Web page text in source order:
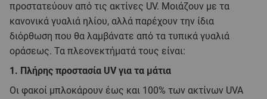
προστατεύουν από τις ακτίνες UV. Μοιάζουν με τα
κανονικά γυαλιά ηλίου, αλλά παρέχουν την ίδια
διόρθωση που θα λαμβάνατε από τα τυπικά γυαλιά
οράσεως. Τα πλεονεκτήματά τους είναι:
1. Πλήρης προστασία UV για τα μάτια
Οι φακοί μπλοκάρουν έως και 100% των ακτίνων UVA